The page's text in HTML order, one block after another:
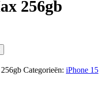
256gb
Categorieën: iPhone 15